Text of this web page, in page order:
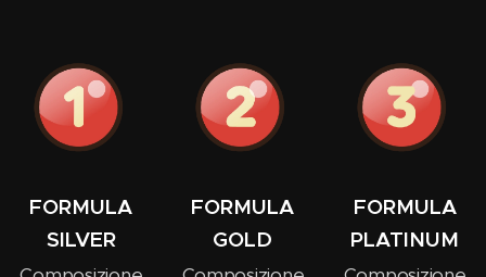
FORMULA
SILVER
FORMULA
GOLD
FORMULA
PLATINUM